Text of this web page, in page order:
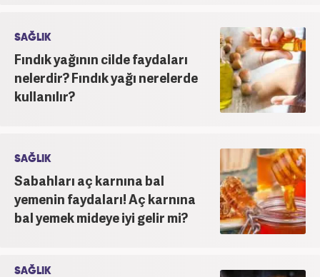
SAĞLIK
Fındık yağının cilde faydaları
nelerdir? Fındık yağı nerelerde
kullanılır?
SAĞLIK
Sabahları aç karnına bal
yemenin faydaları! Aç karnına
bal yemek mideye iyi gelir mi?
SAĞLIK